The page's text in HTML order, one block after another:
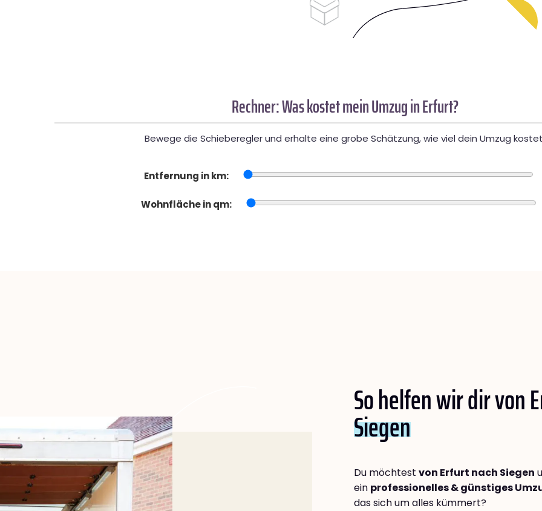
Rechner: Was kostet mein Umzug in Erfurt?
Bewege die Schieberegler und erhalte eine grobe Schätzung, wie viel dein Umzug
Entfernung in km:
Wohnfläche in qm:
So helfen wir dir von
Siegen
Du möchtest von Erfurt nach Siegen
ein professionelles & günstiges
das sich um alles kümmert?